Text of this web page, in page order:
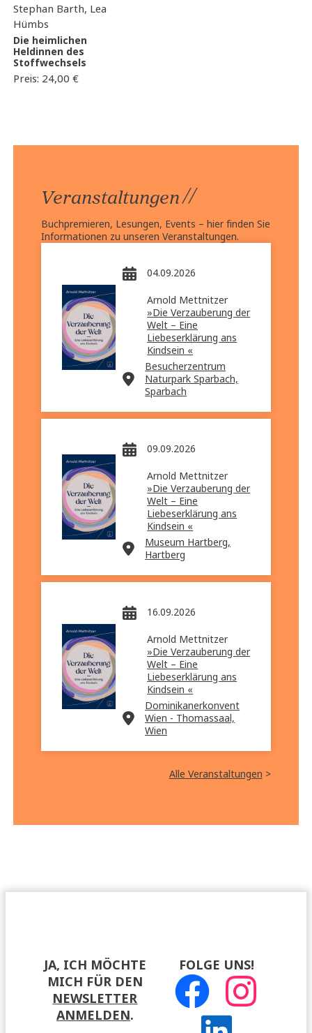
Stephan Barth, Lea
Hümbs
Die heimlichen
Heldinnen des
Stoffwechsels
Preis: 24,00 €
Veranstaltungen //
Buchpremieren, Lesungen, Events – hier finden Sie
Informationen zu unseren Veranstaltungen.
04.09.2026
Arnold Mettnitzer
»Die Verzauberung der
Welt – Eine
Liebeserklärung ans
Kindsein «
Besucherzentrum
Naturpark Sparbach,
Sparbach
09.09.2026
Arnold Mettnitzer
»Die Verzauberung der
Welt – Eine
Liebeserklärung ans
Kindsein «
Museum Hartberg,
Hartberg
16.09.2026
Arnold Mettnitzer
»Die Verzauberung der
Welt – Eine
Liebeserklärung ans
Kindsein «
Dominikanerkonvent
Wien - Thomassaal,
Wien
Alle Veranstaltungen >
JA, ICH MÖCHTE
MICH FÜR DEN
NEWSLETTER
ANMELDEN.
FOLGE UNS!